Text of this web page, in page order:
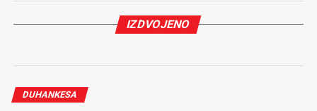
IZDVOJENO
DUHANKESA